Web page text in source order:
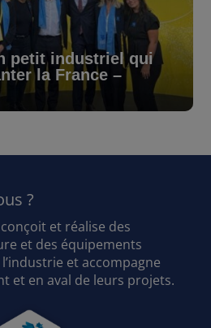
petit industriel qui
la France –
?
et réalise des
et des équipements
et accompagne
et en aval de leurs projets.